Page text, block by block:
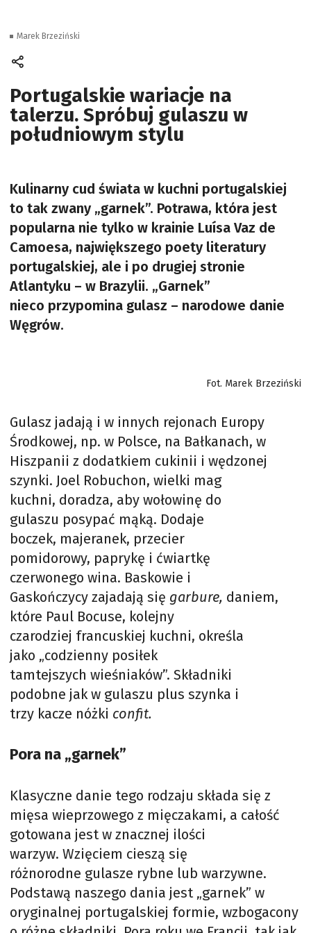
Portugalskie wariacje na
talerzu. Spróbuj gulaszu w
południowym stylu
Kulinarny cud świata w kuchni portugalskiej
to tak zwany „garnek”. Potrawa, która jest
popularna nie tylko w krainie Luísa Vaz de
Camoesa, największego poety literatury
portugalskiej, ale i po drugiej stronie
Atlantyku – w Brazylii. „Garnek”
nieco przypomina gulasz – narodowe danie
Węgrów.
Fot. Marek Brzeziński
Gulasz jadają i w innych rejonach Europy
Środkowej, np. w Polsce, na Bałkanach, w
Hiszpanii z dodatkiem cukinii i wędzonej
szynki. Joel Robuchon, wielki mag
kuchni, doradza, aby wołowinę do
gulaszu posypać mąką. Dodaje
boczek, majeranek, przecier
pomidorowy, paprykę i ćwiartkę
czerwonego wina. Baskowie i
Gaskończycy zajadają się garbure, daniem,
które Paul Bocuse, kolejny
czarodziej francuskiej kuchni, określa
jako „codzienny posiłek
tamtejszych wieśniaków”. Składniki
podobne jak w gulaszu plus szynka i
trzy kacze nóżki confit.
Pora na „garnek”
Klasyczne danie tego rodzaju składa się z
mięsa wieprzowego z mięczakami, a całość
gotowana jest w znacznej ilości
warzyw. Wzięciem cieszą się
różnorodne gulasze rybne lub warzywne.
Podstawą naszego dania jest „garnek” w
oryginalnej portugalskiej formie, wzbogacony
Marek Brzeziński